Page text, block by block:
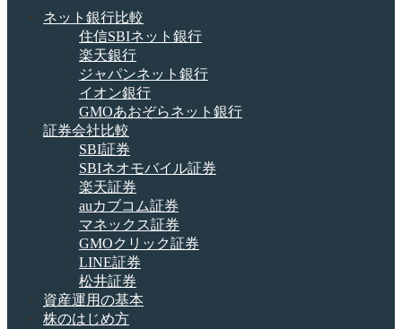
ネット銀行比較
住信SBIネット銀行
楽天銀行
ジャパンネット銀行
イオン銀行
GMOあおぞらネット銀行
証券会社比較
SBI証券
SBIネオモバイル証券
楽天証券
auカブコム証券
マネックス証券
GMOクリック証券
LINE証券
松井証券
資産運用の基本
株のはじめ方